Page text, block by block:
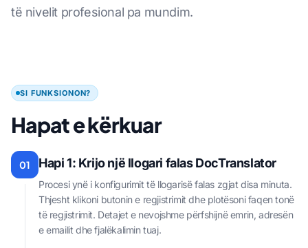
të nivelit profesional pa mundim.
SI FUNKSIONON?
Hapat e kërkuar
01 Hapi 1: Krijo një llogari falas DocTranslator
Procesi ynë i konfigurimit të llogarisë falas zgjat disa minuta.
Thjesht klikoni butonin e regjistrimit dhe plotësoni faqen tonë
të regjistrimit. Detajet e nevojshme përfshijnë emrin, adresën
e emailit dhe fjalëkalimin tuaj.